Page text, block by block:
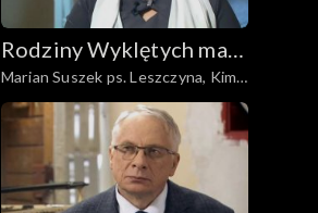
Rodziny Wyklętych mają
głos
Marian Suszek ps. Leszczyna, Kim,
Cichy